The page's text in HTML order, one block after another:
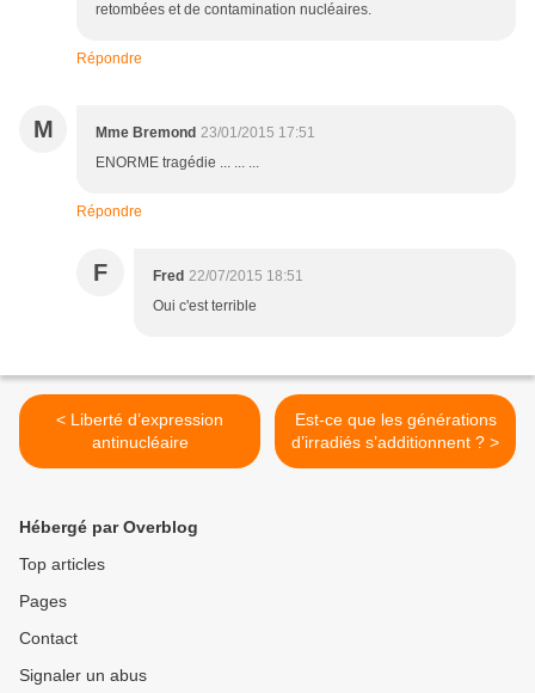
retombées et de contamination nucléaires.
Répondre
M Mme Bremond 23/01/2015 17:51
ENORME tragédie ... ... ...
Répondre
F Fred 22/07/2015 18:51
Oui c'est terrible
< Liberté d’expression
antinucléaire
Est-ce que les générations
d’irradiés s’additionnent ? >
Hébergé par Overblog
Top articles
Pages
Contact
Signaler un abus